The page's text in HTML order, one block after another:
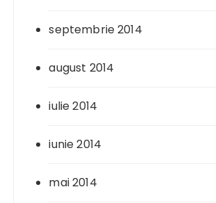
septembrie 2014
august 2014
iulie 2014
iunie 2014
mai 2014